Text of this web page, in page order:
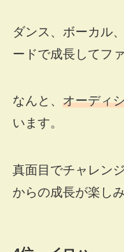
ダンス、ボーカル
ードで成長してフ
なんと、 オーディ
います。
真面目でチャレン
からの成長が楽しみ